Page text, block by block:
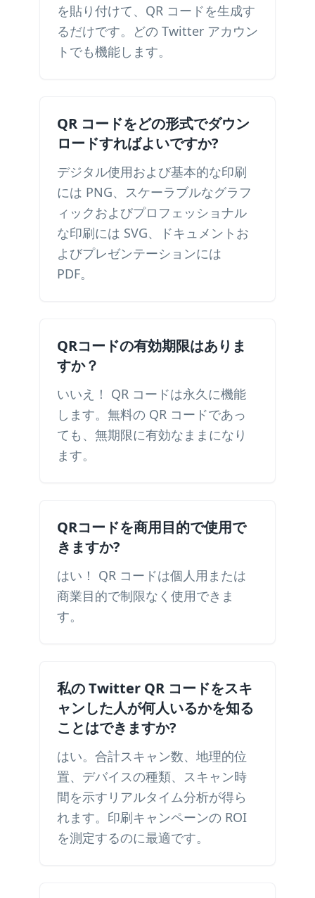
を貼り付けて、QR コードを生成す
るだけです。どの Twitter アカウン
トでも機能します。
QR コードをどの形式でダウン
ロードすればよいですか?
デジタル使用および基本的な印刷
には PNG、スケーラブルなグラフ
ィックおよびプロフェッショナル
な印刷には SVG、ドキュメントお
よびプレゼンテーションには
PDF。
QRコードの有効期限はありま
すか？
いいえ！ QR コードは永久に機能
します。無料の QR コードであっ
ても、無期限に有効なままになり
ます。
QRコードを商用目的で使用で
きますか?
はい！ QR コードは個人用または
商業目的で制限なく使用できま
す。
私の Twitter QR コードをスキ
ャンした人が何人いるかを知る
ことはできますか?
はい。合計スキャン数、地理的位
置、デバイスの種類、スキャン時
間を示すリアルタイム分析が得ら
れます。印刷キャンペーンの ROI
を測定するのに最適です。